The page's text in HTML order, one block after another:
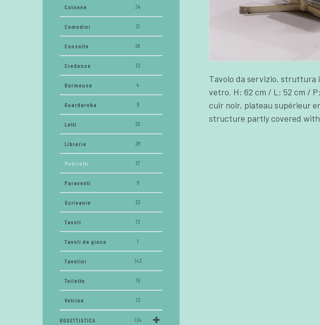
Tavolo da servizio, struttura
vetro. H: 62 cm / L: 52 cm /
cuir noir, plateau supérieur
structure partly covered with
Colonne 24
Comodini 21
Consolle 26
Credenze 33
Dormeuse 4
Guardaroba 9
Letti 20
Librerie 28
Mobiletti 37
Paraventi 9
Scrivanie 33
Tavoli 72
Tavoli da gioco 1
Tavolini 143
Toilette 15
Vetrine 12
OGGETTISTICA 124